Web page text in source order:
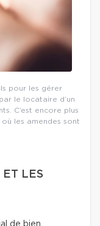
pour les gérer
le locataire d’un
C’est encore plus
les amendes sont
ET LES
de bien